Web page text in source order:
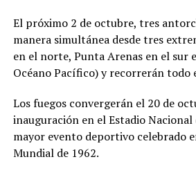
El próximo 2 de octubre, tres
manera simultánea desde tres
en el norte, Punta Arenas en el sur
Océano Pacífico) y recorrerán todo
Los fuegos convergerán el 20 de
inauguración en el Estadio Nacional
mayor evento deportivo celebrado
Mundial de 1962.